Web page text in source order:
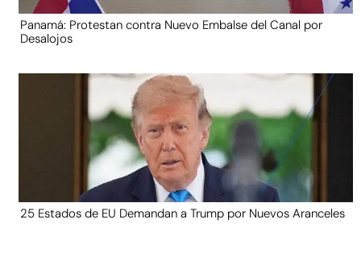
Panamá: Protestan contra Nuevo Embalse del Canal por
Desalojos
25 Estados de EU Demandan a Trump por Nuevos Aranceles